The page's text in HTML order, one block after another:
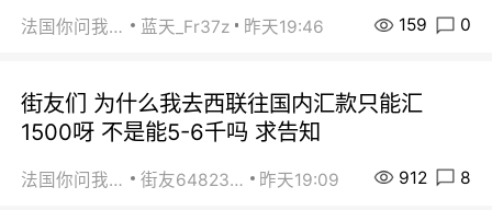
法国你问我答 蓝天_Fr37z 昨天19:46 159 0
街友们 为什么我去西联往国内汇款只能汇
1500呀 不是能5-6千吗 求告知
法国你问我答 街友64823891 昨天19:09 912 8